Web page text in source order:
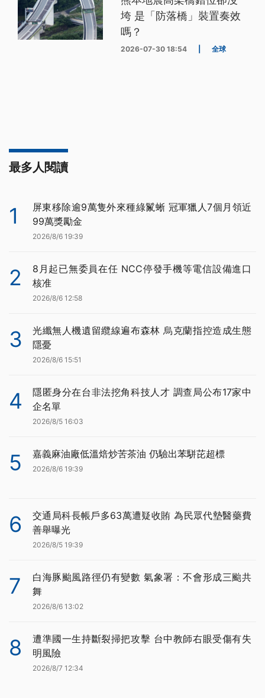
垮 是「防落橋」裝置奏效
嗎？
2026-07-30 18:54 全球
最多人閱讀
1
屏東移除逾9萬隻外來種綠鬣蜥 冠軍獵人7個月領近
99萬獎勵金
2026/8/6 19:39
2
8月起已無委員在任 NCC停發手機等電信設備進口
核准
2026/8/6 12:58
3
光纖無人機遺留纜線遍布森林 烏克蘭指控造成生態
隱憂
2026/8/6 15:51
4
隱匿身分在台非法挖角科技人才 調查局公布17家中
企名單
2026/8/5 16:03
5 嘉義麻油廠低溫焙炒苦茶油 仍驗出苯駢芘超標
2026/8/6 19:39
6
交通局科長帳戶多63萬遭疑收賄 為民眾代墊醫藥費
善舉曝光
2026/8/5 19:39
7
白海豚颱風路徑仍有變數 氣象署：不會形成三颱共
舞
2026/8/6 13:02
8
遭準國一生持斷裂掃把攻擊 台中教師右眼受傷有失
明風險
2026/8/7 12:34